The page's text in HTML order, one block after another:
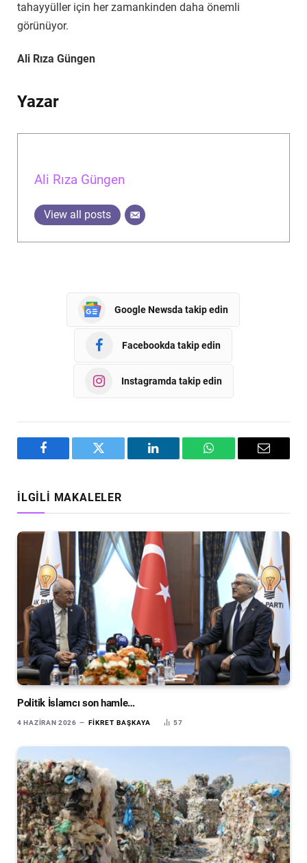
tahayyüller için her zamankinden daha önemli
görünüyor.
Ali Rıza Güngen
Yazar
Ali Rıza Güngen
View all posts
Google Newsda takip edin
Facebookda takip edin
Instagramda takip edin
Facebook Twitter LinkedIn WhatsAppEmail
İLGILI MAKALELER
Politik İslamcı son hamle…
4 HAZIRAN 2026 FIKRET BAŞKAYA 57